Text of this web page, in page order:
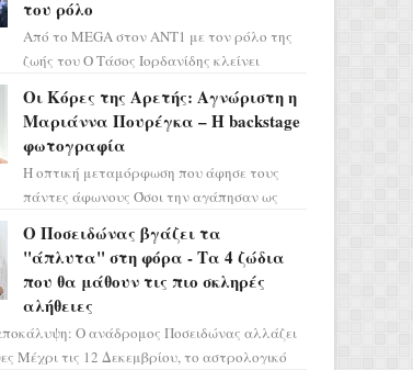
του ρόλο
Από το MEGA στον ΑΝΤ1 με τον ρόλο της
ζωής του Ο Τάσος Ιορδανίδης κλείνει
επιτυχίας «Μια Νύχτα Μόνο» ...
Οι Κόρες της Αρετής: Αγνώριστη η
Μαριάννα Πουρέγκα – H backstage
φωτογραφία
Η οπτική μεταμόρφωση που άφησε τους
πάντες άφωνους Όσοι την αγάπησαν ως
πρέπει τώρα να προετοιμαστο...
Ο Ποσειδώνας βγάζει τα
"άπλυτα" στη φόρα - Τα 4 ζώδια
που θα μάθουν τις πιο σκληρές
αλήθειες
Ο ανάδρομος Ποσειδώνας αλλάζει
Μέχρι τις 12 Δεκεμβρίου, το αστρολογικό